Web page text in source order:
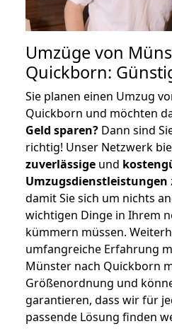
Umzüge von
Quickborn:
Sie planen einen Umzug
Quickborn und möchten
Geld sparen? Dann sind
richtig! Unser Netzwerk
zuverlässige und
Umzugsdienstleistungen
damit Sie sich um nichts
wichtigen Dinge in Ihrem
kümmern müssen.
umfangreiche Erfahrung
Münster nach Quickborn
Größenordnung und
garantieren, dass wir für
passende Lösung finden